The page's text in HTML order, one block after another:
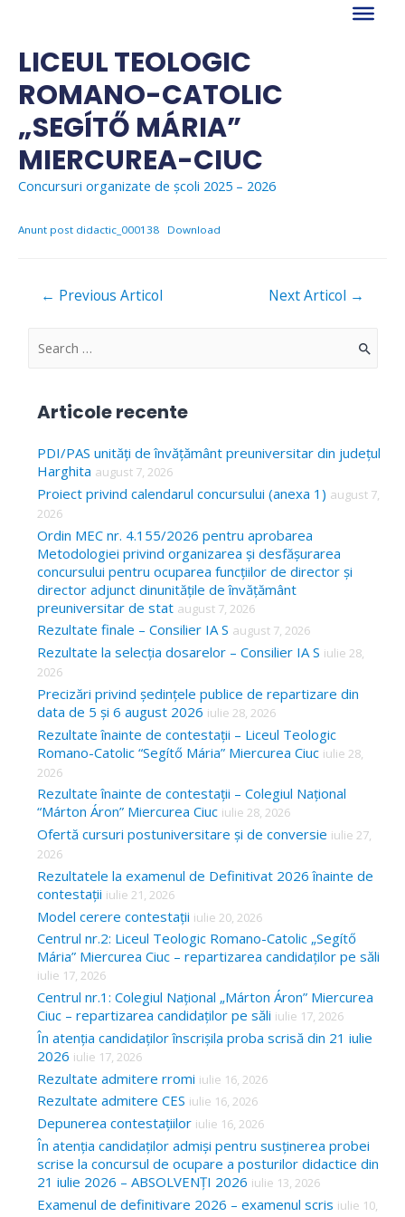
content
LICEUL TEOLOGIC
ROMANO-CATOLIC
„SEGÍTŐ MÁRIA”
MIERCUREA-CIUC
Concursuri organizate de școli 2025 – 2026
Anunt post didactic_000138 Download
Navigare
← Previous Articol Next Articol →
S
c
h
f
o
r
Articole recente
PDI/PAS unități de învățământ preuniversitar din județul
Harghita august 7, 2026
Proiect privind calendarul concursului (anexa 1) august 7,
2026
Ordin MEC nr. 4.155/2026 pentru aprobarea
Metodologiei privind organizarea și desfășurarea
concursului pentru ocuparea funcțiilor de director și
director adjunct dinunitățile de învățământ
preuniversitar de stat august 7, 2026
Rezultate finale – Consilier IA S august 7, 2026
Rezultate la selecția dosarelor – Consilier IA S iulie 28,
2026
Precizări privind ședințele publice de repartizare din
data de 5 și 6 august 2026 iulie 28, 2026
Rezultate înainte de contestații – Liceul Teologic
Romano-Catolic “Segítő Mária” Miercurea Ciuc iulie 28,
2026
Rezultate înainte de contestații – Colegiul Național
“Márton Áron” Miercurea Ciuc iulie 28, 2026
Ofertă cursuri postuniversitare și de conversie iulie 27,
2026
Rezultatele la examenul de Definitivat 2026 înainte de
contestații iulie 21, 2026
Model cerere contestații iulie 20, 2026
Centrul nr.2: Liceul Teologic Romano-Catolic „Segítő
Mária” Miercurea Ciuc – repartizarea candidaților pe săli
iulie 17, 2026
Centrul nr.1: Colegiul Național „Márton Áron” Miercurea
Ciuc – repartizarea candidaților pe săli iulie 17, 2026
În atenția candidaților înscrișila proba scrisă din 21 iulie
2026 iulie 17, 2026
Rezultate admitere rromi iulie 16, 2026
Rezultate admitere CES iulie 16, 2026
Depunerea contestațiilor iulie 16, 2026
În atenția candidaților admiși pentru susținerea probei
scrise la concursul de ocupare a posturilor didactice din
21 iulie 2026 – ABSOLVENȚI 2026 iulie 13, 2026
Examenul de definitivare 2026 – examenul scris iulie 10,